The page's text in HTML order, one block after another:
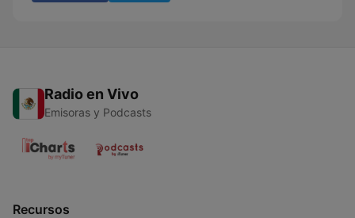
Radio en Vivo
Emisoras y Podcasts
Recursos